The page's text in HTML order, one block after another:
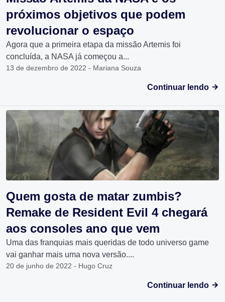
próximos objetivos que podem
revolucionar o espaço
Agora que a primeira etapa da missão Artemis foi
concluída, a NASA já começou a...
13 de dezembro de 2022 - Mariana Souza
Continuar lendo
Quem gosta de matar zumbis?
Remake de Resident Evil 4 chegará
aos consoles ano que vem
Uma das franquias mais queridas de todo universo game
vai ganhar mais uma nova versão....
20 de junho de 2022 - Hugo Cruz
Continuar lendo